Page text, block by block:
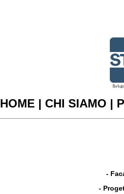
HOME | CHI SIAMO |
-
-